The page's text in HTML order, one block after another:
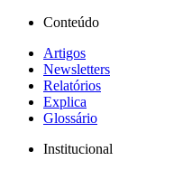
Conteúdo
Artigos
Newsletters
Relatórios
Explica
Glossário
Institucional